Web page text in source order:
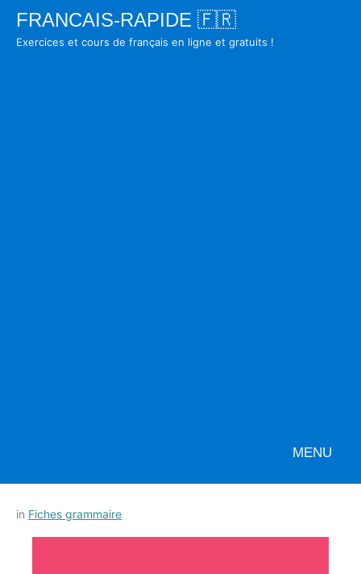
SkipFRANCAIS-RAPIDE 🇫🇷
Exercices et cours de français en ligne et gratuits !
MENU
Posted
by
in Fiches grammaire